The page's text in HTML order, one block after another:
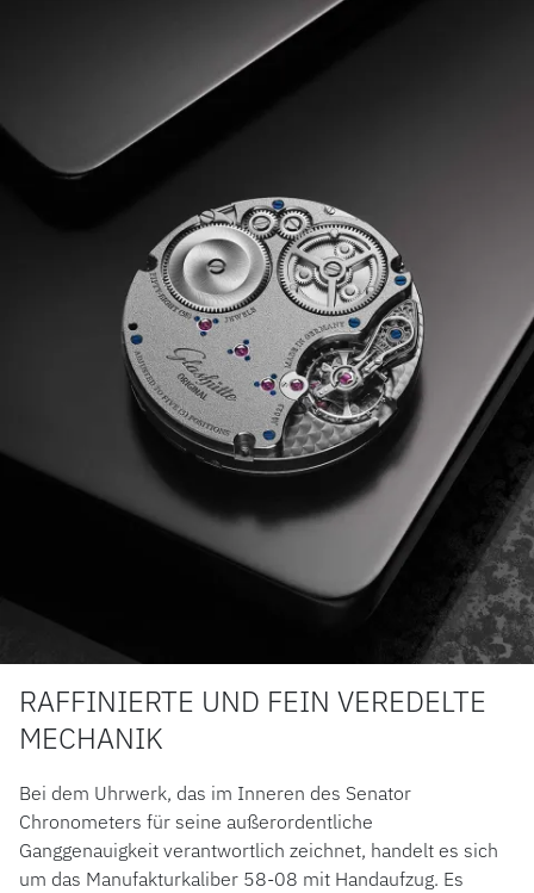
RAFFINIERTE UND FEIN VEREDELTE
MECHANIK
Bei dem Uhrwerk, das im Inneren des Senator
Chronometers für seine außerordentliche
Ganggenauigkeit verantwortlich zeichnet, handelt es sich
um das Manufakturkaliber 58-08 mit Handaufzug. Es